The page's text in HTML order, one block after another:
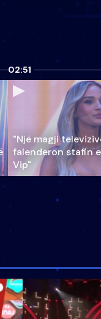
02:51
"Një magji
falenderon stafin
Vip"